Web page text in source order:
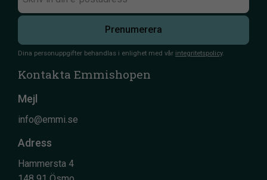
Prenumerera
Dina personuppgifter behandlas i enlighet med vår integritetspolicy.
Kontakta Emmishopen
Mejl
info@emmi.se
Adress
Hammersta 4